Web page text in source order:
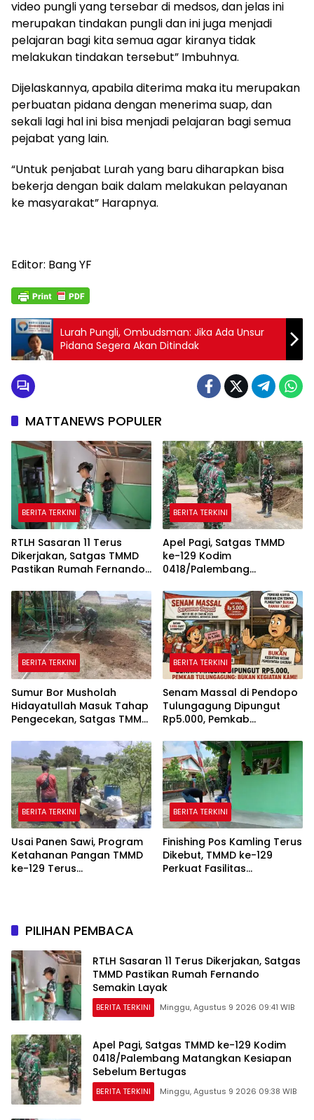
video pungli yang tersebar di medsos, dan jelas ini
merupakan tindakan pungli dan ini juga menjadi
pelajaran bagi kita semua agar kiranya tidak
melakukan tindakan tersebut” Imbuhnya.
Dijelaskannya, apabila diterima maka itu merupakan
perbuatan pidana dengan menerima suap, dan
sekali lagi hal ini bisa menjadi pelajaran bagi semua
pejabat yang lain.
“Untuk penjabat Lurah yang baru diharapkan bisa
bekerja dengan baik dalam melakukan pelayanan
ke masyarakat” Harapnya.
Editor: Bang YF
Lurah Pungli, Ombudsman: Jika Ada Unsur
Pidana Segera Akan Ditindak
MATTANEWS POPULER
BERITA TERKINI
RTLH Sasaran 11 Terus
Dikerjakan, Satgas TMMD
Pastikan Rumah Fernando
BERITA TERKINI
Apel Pagi, Satgas TMMD
ke-129 Kodim
0418/Palembang
Sebelum Bertugas
BERITA TERKINI
Sumur Bor Musholah
Hidayatullah Masuk Tahap
Pengecekan, Satgas TMMD
Berfungsi
BERITA TERKINI
Senam Massal di Pendopo
Tulungagung Dipungut
Rp5.000, Pemkab
Pemerintah
BERITA TERKINI
Usai Panen Sawi, Program
Ketahanan Pangan TMMD
ke-129 Terus
BERITA TERKINI
Finishing Pos Kamling Terus
Dikebut, TMMD ke-129
Perkuat Fasilitas
PILIHAN PEMBACA
RTLH Sasaran 11 Terus Dikerjakan, Satgas
TMMD Pastikan Rumah Fernando
Semakin Layak
BERITA TERKINI Minggu, Agustus 9 2026 09:41 WIB
Apel Pagi, Satgas TMMD ke-129 Kodim
0418/Palembang Matangkan Kesiapan
Sebelum Bertugas
BERITA TERKINI Minggu, Agustus 9 2026 09:38 WIB